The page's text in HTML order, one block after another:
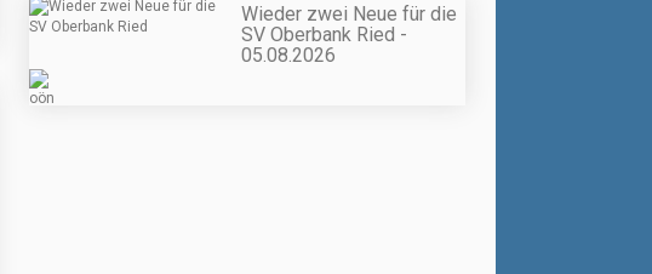
Wieder zwei Neue für die
SV Oberbank Ried -
05.08.2026